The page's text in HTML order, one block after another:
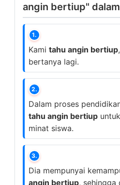
angin bertiup"
1.
Kami tahu angin bertiup
bertanya lagi.
2.
Dalam proses
tahu angin bertiup
minat siswa.
3.
Dia mempunyai
angin bertiup, sehingga